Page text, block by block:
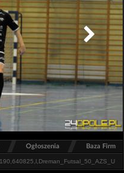
/ Ogłoszenia / Baza Firm